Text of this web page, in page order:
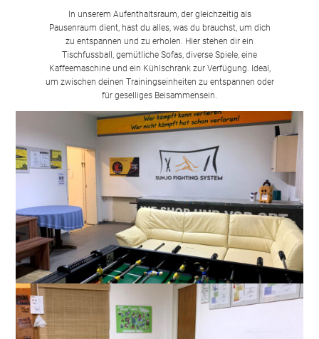
In unserem Aufenthaltsraum, der gleichzeitig als
Pausenraum dient, hast du alles, was du brauchst, um dich
zu entspannen und zu erholen. Hier stehen dir ein
Tischfussball, gemütliche Sofas, diverse Spiele, eine
Kaffeemaschine und ein Kühlschrank zur Verfügung. Ideal,
um zwischen deinen Trainingseinheiten zu entspannen oder
für geselliges Beisammensein.